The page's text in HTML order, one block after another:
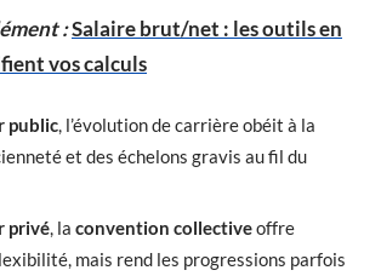
:Salaire brut/net : les outils en
vos calculs
public, l’évolution de carrière obéit à la
et des échelons gravis au fil du
privé, la convention collectiveoffre
mais rend les progressions parfois